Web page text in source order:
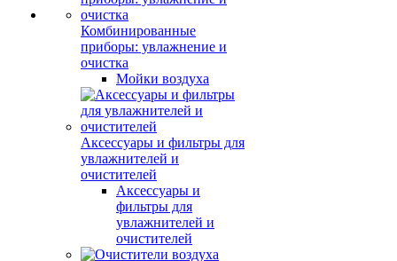
Комбинированные
приборы: увлажнение и
очистка
Мойки воздуха
Аксессуары и фильтры для
увлажнителей и
очистителей
Аксессуары и
фильтры для
увлажнителей и
очистителей